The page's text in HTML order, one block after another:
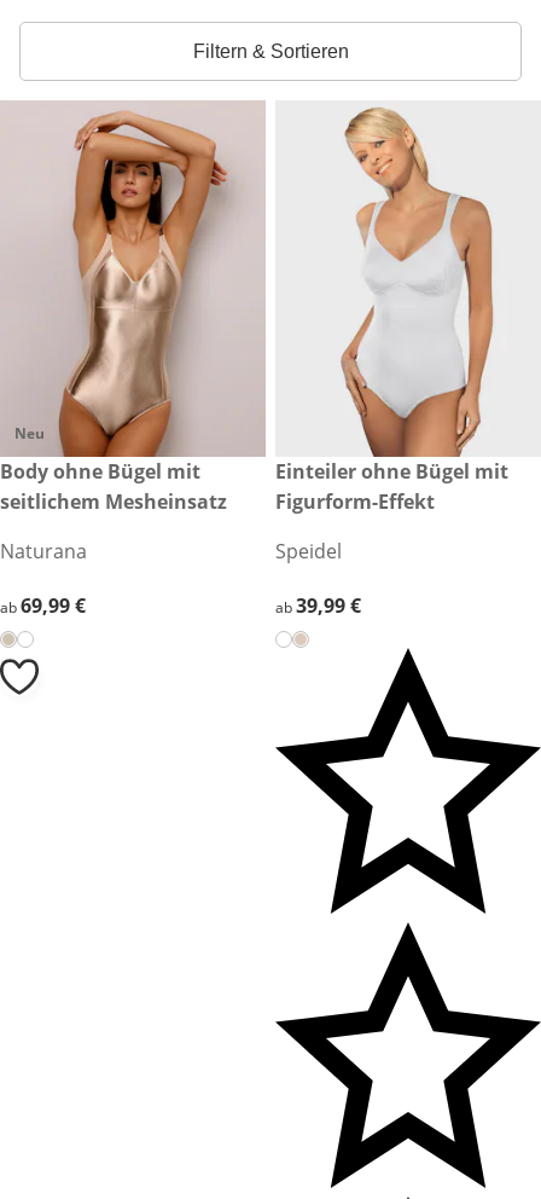
Filtern & Sortieren
Neu
69,99 €
Body ohne Bügel mit
seitlichem Mesheinsatz
Naturana
69,99 €
ab69,99 €
39,99 €
Einteiler ohne Bügel mit
Figurform-Effekt
Speidel
39,99 €
ab39,99 €